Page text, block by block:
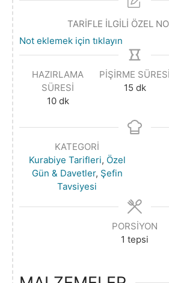
TARİFLE İLGİLİ ÖZEL
Not eklemek için tıklayın
HAZIRLAMA
SÜRESI
10 dk
PIŞIRME SÜRESI
15 dk
KATEGORI
Kurabiye Tarifleri, Özel
Gün & Davetler, Şefin
Tavsiyesi
PORSIYON
1 tepsi